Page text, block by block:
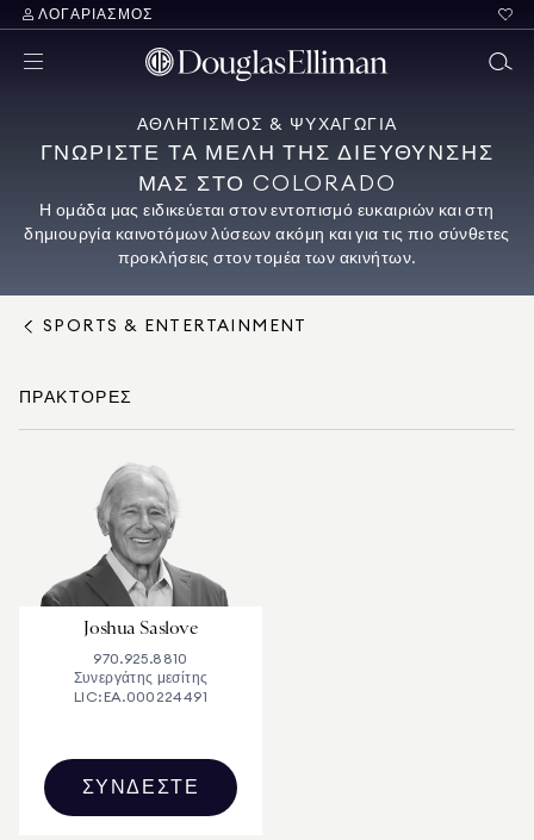
ΛΟΓΑΡΙΑΣΜΌΣ
ΑΘΛΗΤΙΣΜΌΣ & ΨΥΧΑΓΩΓΊΑ
ΓΝΩΡΙΣΤΕ ΤΑ ΜΕΛΗ ΤΗΣ ΔΙΕΥΘΥΝΣΗΣ
ΜΑΣ ΣΤΟ COLORADO
Η ομάδα μας ειδικεύεται στον εντοπισμό ευκαιριών και στη
δημιουργία καινοτόμων λύσεων ακόμη και για τις πιο σύνθετες
προκλήσεις στον τομέα των ακινήτων.
SPORTS & ENTERTAINMENT
ΠΡΆΚΤΟΡΕΣ
Joshua Saslove
970.925.8810
Συνεργάτης μεσίτης
LIC: EA.000224491
ΣΥΝΔΈΣΤΕ